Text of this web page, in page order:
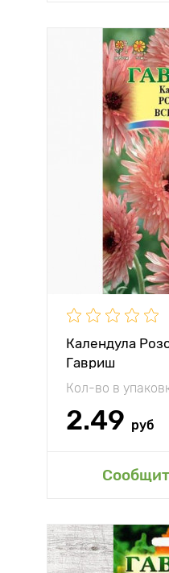
Календула
Гавриш
Кол-во в
2.49 руб